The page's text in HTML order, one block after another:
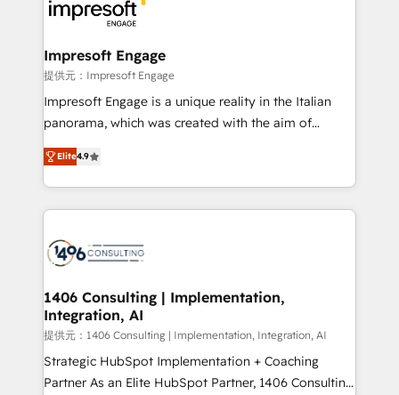
results. 🎯 We present a solution-centric approach
and we're focused on HubSpot. We work with some
of HubSpot's most important customers to generate
value from the platform in the long term. 🤖 We have
worked 400+ HubSpot customers across industries
but specialise in the more complex projects where
represent key aspects of the project's success.
Impresoft Engage
提供元：Impresoft Engage
Impresoft Engage is a unique reality in the Italian
panorama, which was created with the aim of
putting Customer Experience at the center by
creating digital environments capable of integrating
people, processes and data. We offer the best
digital solutions on the market, ranging from CRM
marketing automation to online and offline sales
allowing companies to optimize processes and meet
the needs of the customer. We are part of Impresoft
Group, a group of specialized and complementary
companies that divide their offer into 4
Competence Centers: Smart Manufacturing,
Elite4.9
1406 Consulting | Implementation,
Integration, AI
提供元：1406 Consulting | Implementation, Integration, AI
Strategic HubSpot Implementation + Coaching
Partner As an Elite HubSpot Partner, 1406 Consulting